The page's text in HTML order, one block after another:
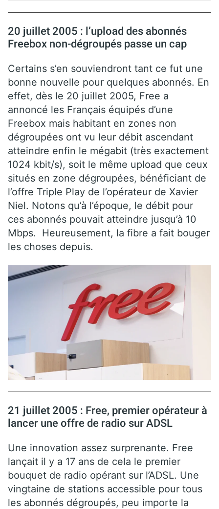
20 juillet 2005 : l’upload des abonnés
Freebox non-dégroupés passe un cap
Certains s’en souviendront tant ce fut une
bonne nouvelle pour quelques abonnés. En
effet, dès le 20 juillet 2005, Free a
annoncé les Français équipés d’une
Freebox mais habitant en zones non
dégroupées ont vu leur débit ascendant
atteindre enfin le mégabit (très exactement
1024 kbit/s), soit le même upload que ceux
situés en zone dégroupées, bénéficiant de
l’offre Triple Play de l’opérateur de Xavier
Niel. Notons qu’à l’époque, le débit pour
ces abonnés pouvait atteindre jusqu’à 10
Mbps. Heureusement, la fibre a fait bouger
les choses depuis.
21 juillet 2005 : Free, premier opérateur à
lancer une offre de radio sur ADSL
Une innovation assez surprenante. Free
lançait il y a 17 ans de cela le premier
bouquet de radio opérant sur l’ADSL. Une
vingtaine de stations accessible pour tous
les abonnés dégroupés, peu importe la